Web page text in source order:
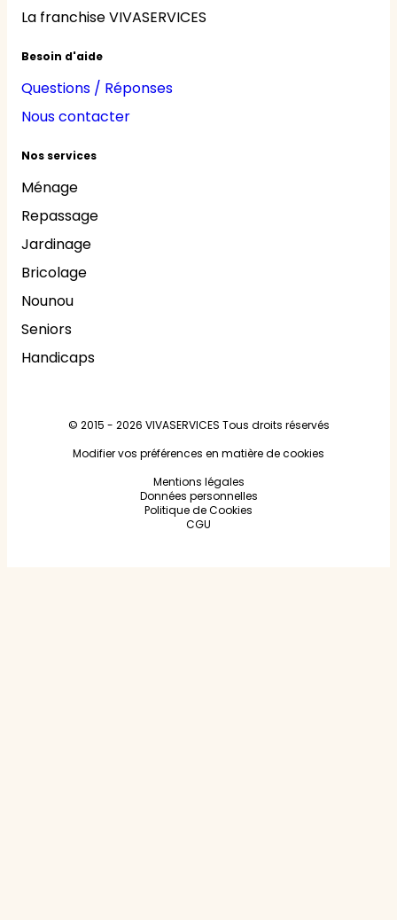
La franchise VIVASERVICES
Besoin d'aide
Questions / Réponses
Nous contacter
Nos services
Ménage
Repassage
Jardinage
Bricolage
Nounou
Seniors
Handicaps
© 2015 - 2026 VIVASERVICES Tous droits réservés
Modifier vos préférences en matière de cookies
Mentions légales
Données personnelles
Politique de Cookies
CGU